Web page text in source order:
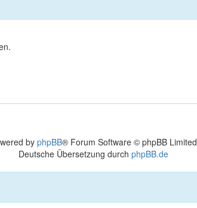
byphpBB® Forum Software © phpBB Limited
Deutsche Übersetzung durch phpBB.de